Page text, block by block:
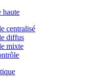
haute
centralisé
diffus
mixte